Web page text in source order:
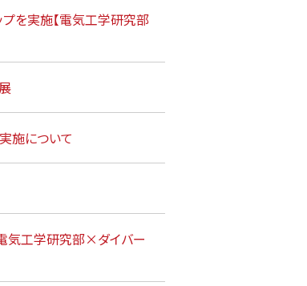
を実施【電気工学研究部
施について
気工学研究部×ダイバー